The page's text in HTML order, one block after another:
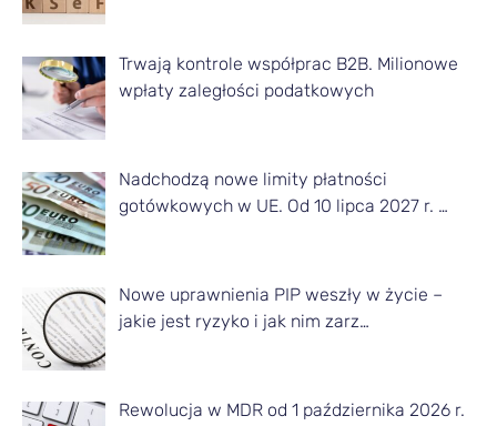
Trwają kontrole współprac B2B. Milionowe
wpłaty zaległości podatkowych
Nadchodzą nowe limity płatności
gotówkowych w UE. Od 10 lipca 2027 r. …
Nowe uprawnienia PIP weszły w życie –
jakie jest ryzyko i jak nim zarz…
Rewolucja w MDR od 1 października 2026 r.
z
d
a
n
g
o
i
e
i